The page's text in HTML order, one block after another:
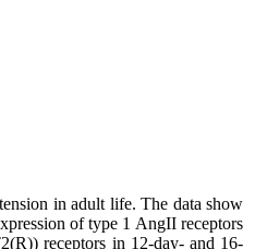
in adult life. The data show
of type 1 AngII receptors
receptors in 12-day- and 16-